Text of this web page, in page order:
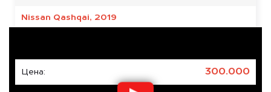
Nissan Qashqai, 2019
Цена: 300.000